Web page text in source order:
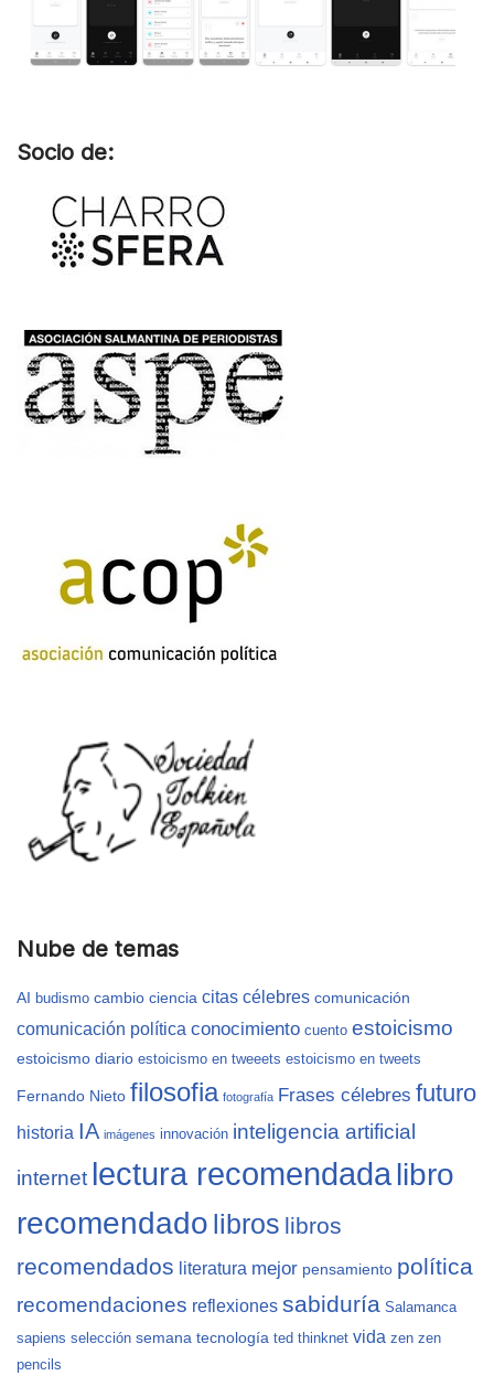
Socio de:
Nube de temas
AI budismo cambio ciencia citas célebres comunicación
comunicación política conocimiento cuento estoicismo
estoicismo diario estoicismo en tweeets estoicismo en tweets
Fernando Nieto filosofia fotografía Frases célebres futuro
historia IA imágenes innovación inteligencia artificial
internet lectura recomendadalibro
recomendado libros libros
recomendados literatura mejor pensamiento política
recomendaciones reflexiones sabiduría Salamanca
sapiens selección semana tecnología ted thinknet vida zen zen
pencils